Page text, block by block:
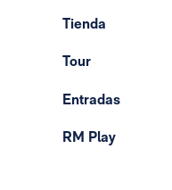
Tienda
Tour
Entradas
RM Play